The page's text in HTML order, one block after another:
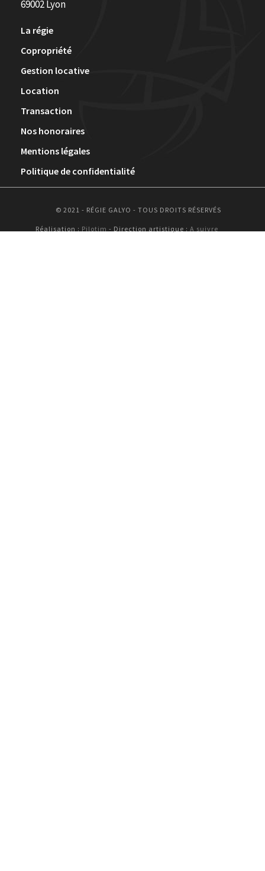
69002 Lyon
La régie
Copropriété
Gestion locative
Location
Transaction
Nos honoraires
Mentions légales
Politique de confidentialité
© 2021 - RÉGIE GALYO - TOUS DROITS RÉSERVÉS
Réalisation : Pilotim - Direction artistique : A suivre